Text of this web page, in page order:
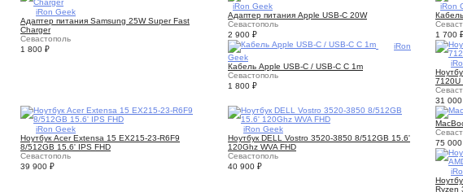
iRon Geek
Адаптер питания Samsung 25W Super Fast
Charger
Севастополь
1 800 ₽
iRon Geek
Адаптер питания Apple USB-C 20W
Севастополь
2 900 ₽
iRon
1 700
iRon
Geek
Кабель Apple USB-C / USB-C C 1m
Севастополь
1 800 ₽
7120U
31 000
iRon Geek
Ноутбук Acer Extensa 15 EX215-23-R6F9
8/512GB 15.6' IPS FHD
Севастополь
39 900 ₽
iRon Geek
Ноутбук DELL Vostro 3520-3850 8/512GB 15.6'
120Ghz WVA FHD
Севастополь
40 900 ₽
75 000
Ryzen